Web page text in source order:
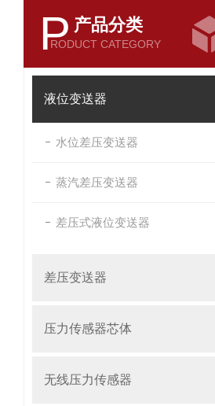
P 产品分类
RODUCT CATEGORY
液位变送器
水位差压变送器
蒸汽差压变送器
差压式液位变送器
差压变送器
压力传感器芯体
无线压力传感器